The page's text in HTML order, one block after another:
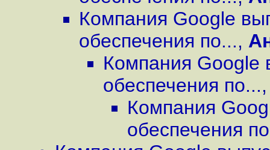
Компания Google
обеспечения по...,
Компания Google
обеспечения по...
Компания
обеспечения